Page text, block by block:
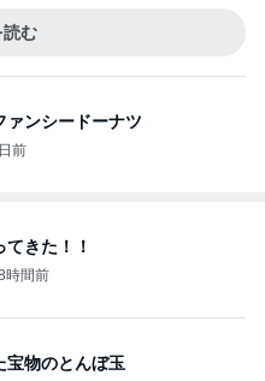
読む
ァンシードーナツ
前
きた！！
時間前
宝物のとんぼ玉